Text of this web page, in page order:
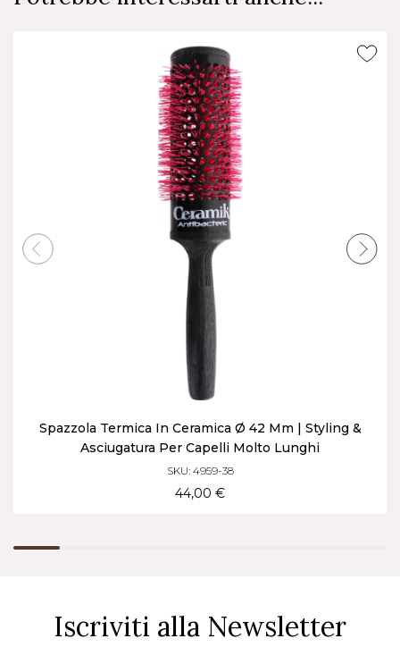
Spazzola Termica In Ceramica Ø 42 Mm | Styling &
Asciugatura Per Capelli Molto Lunghi
SKU: 4959-38
44,00 €
Iscriviti alla Newsletter